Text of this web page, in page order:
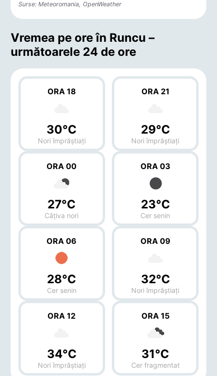
Surse: Meteoromania, OpenWeather
Vremea pe ore în Runcu –
următoarele 24 de ore
ORA 18
30°C
Nori împrăștiați
ORA 21
29°C
Nori împrăștiați
ORA 00
27°C
Câțiva nori
ORA 03
23°C
Cer senin
ORA 06
28°C
Cer senin
ORA 09
32°C
Nori împrăștiați
ORA 12
34°C
Nori împrăștiați
ORA 15
31°C
Cer fragmentat